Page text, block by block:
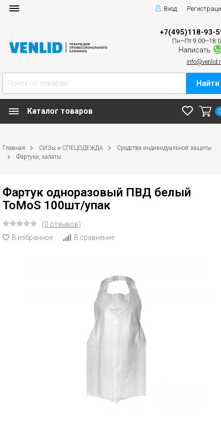
Вход
+7(495)118-93-
Пн—Пт
Написать
Найти
Каталог товаров
Главная СИЗы и СПЕЦОДЕЖДА
Средства индивидуальной защиты
Фартуки, халаты
Фартук одноразовый ПВД белый
ToMoS 100шт/упак
(0 отзывов)
В избранное
В сравнение